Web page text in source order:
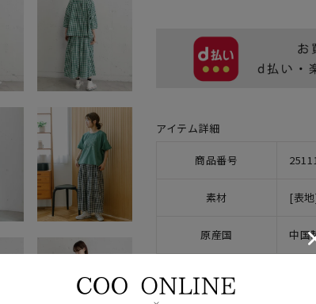
アイテム詳細
商品番号
素材 [表
原産国 中国
手